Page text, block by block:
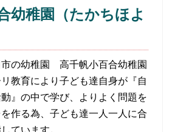
幼稚園（たかちほよ
市の幼稚園 高千帆小百合幼稚園
教育により子ども達自身が『自
』の中で学び、よりよく問題を
作る為、子ども達一人一人に合
ています。